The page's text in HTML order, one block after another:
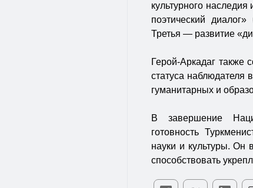
культурного
поэтический
Третья — развитие
Герой-Аркадаг также
статуса
гуманитарных и
В завершение
готовность
науки и культуры. Он
способствовать